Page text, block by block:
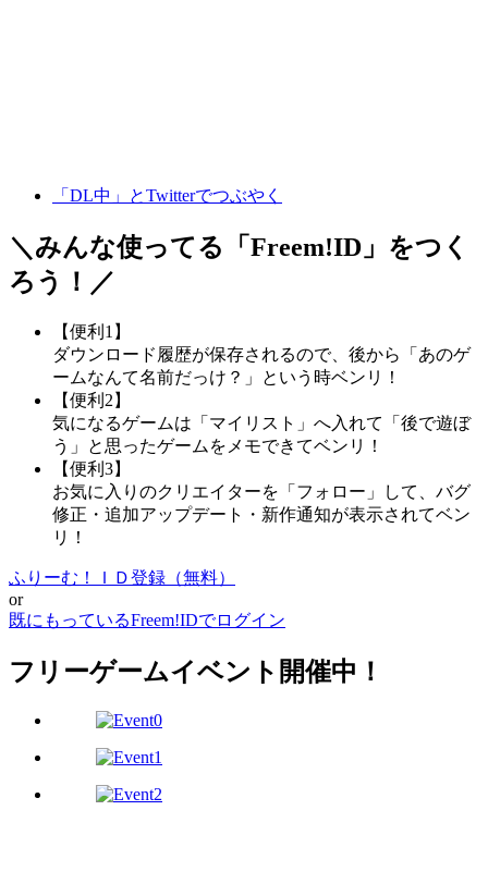
「DL中」とTwitterでつぶやく
＼みんな使ってる「 Freem!ID 」をつく
ろう！／
【便利1】
ダウンロード履歴が保存されるので、後から「あのゲ
ームなんて名前だっけ？」という時ベンリ！
【便利2】
気になるゲームは「マイリスト」へ入れて「後で遊ぼ
う」と思ったゲームをメモできてベンリ！
【便利3】
お気に入りのクリエイターを「フォロー」して、バグ
修正・追加アップデート・新作通知が表示されてベン
リ！
ふりーむ！ＩＤ登録（無料）
or
既にもっているFreem!IDでログイン
フリーゲームイベント開催中！